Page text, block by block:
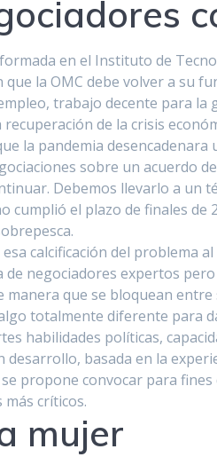
en el Instituto de
la OMC debe volver a su
trabajo decente para la
de la crisis
la pandemia
sobre un acuerdo
Debemos llevarlo a un
cumplió el plazo de finales
calcificación del problema
de negociadores expertos
manera que se bloquean entre
totalmente diferente para
habilidades polí­ticas,
desarrollo, basada en la
propone convocar para
crí­ticos.
mujer